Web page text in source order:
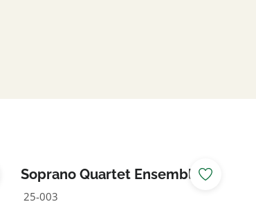
Soprano Quartet Ensemble
25-003